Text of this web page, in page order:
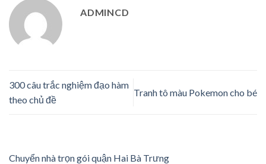
ADMINCD
300 câu trắc nghiệm đạo hàm
theo chủ đề
Tranh tô màu Pokemon cho bé
Chuyển nhà trọn gói quận Hai Bà Trưng